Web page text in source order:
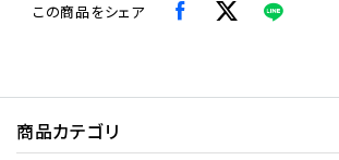
この商品をシェア
商品カテゴリ